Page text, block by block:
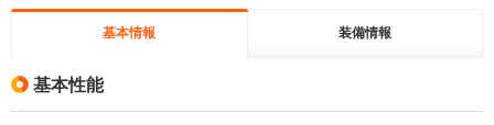
基本情報 装備情報
基本性能